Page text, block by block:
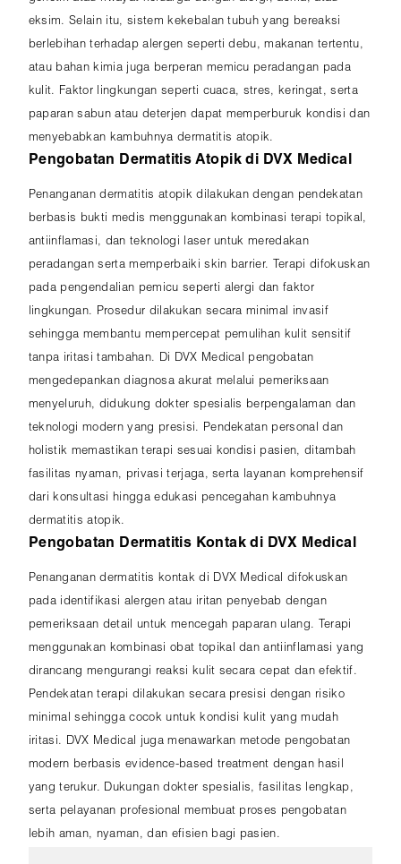
eksim. Selain itu, sistem kekebalan tubuh yang bereaksi
berlebihan terhadap alergen seperti debu, makanan tertentu,
atau bahan kimia juga berperan memicu peradangan pada
kulit. Faktor lingkungan seperti cuaca, stres, keringat, serta
paparan sabun atau deterjen dapat memperburuk kondisi dan
menyebabkan kambuhnya dermatitis atopik.
Pengobatan Dermatitis Atopik di DVX Medical
Penanganan dermatitis atopik dilakukan dengan pendekatan
berbasis bukti medis menggunakan kombinasi terapi topikal,
antiinflamasi, dan teknologi laser untuk meredakan
peradangan serta memperbaiki skin barrier. Terapi difokuskan
pada pengendalian pemicu seperti alergi dan faktor
lingkungan. Prosedur dilakukan secara minimal invasif
sehingga membantu mempercepat pemulihan kulit sensitif
tanpa iritasi tambahan. Di DVX Medical pengobatan
mengedepankan diagnosa akurat melalui pemeriksaan
menyeluruh, didukung dokter spesialis berpengalaman dan
teknologi modern yang presisi. Pendekatan personal dan
holistik memastikan terapi sesuai kondisi pasien, ditambah
fasilitas nyaman, privasi terjaga, serta layanan komprehensif
dari konsultasi hingga edukasi pencegahan kambuhnya
dermatitis atopik.
Pengobatan Dermatitis Kontak di DVX Medical
Penanganan dermatitis kontak di DVX Medical difokuskan
pada identifikasi alergen atau iritan penyebab dengan
pemeriksaan detail untuk mencegah paparan ulang. Terapi
menggunakan kombinasi obat topikal dan antiinflamasi yang
dirancang mengurangi reaksi kulit secara cepat dan efektif.
Pendekatan terapi dilakukan secara presisi dengan risiko
minimal sehingga cocok untuk kondisi kulit yang mudah
iritasi. DVX Medical juga menawarkan metode pengobatan
modern berbasis evidence-based treatment dengan hasil
yang terukur. Dukungan dokter spesialis, fasilitas lengkap,
serta pelayanan profesional membuat proses pengobatan
lebih aman, nyaman, dan efisien bagi pasien.